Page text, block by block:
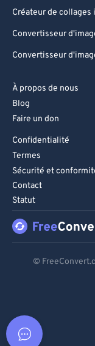
Créateur de collages
Convertisseur
Convertisseur
À propos de nous
Blog
Faire un don
Confidentialité
Termes
Sécurité et
Contact
Statut
©